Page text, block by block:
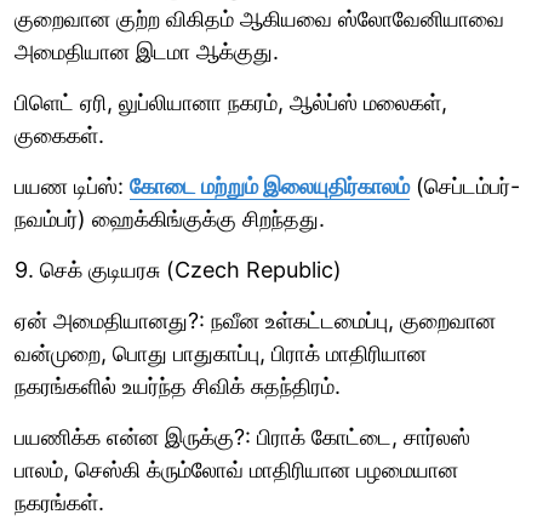
குறைவான குற்ற விகிதம் ஆகியவை ஸ்லோவேனியாவை
அமைதியான இடமா ஆக்குது.
பிளெட் ஏரி, லுப்லியானா நகரம், ஆல்ப்ஸ் மலைகள்,
குகைகள்.
பயண டிப்ஸ்: கோடை மற்றும் இலையுதிர்காலம்(செப்டம்பர்-
நவம்பர்) ஹைக்கிங்குக்கு சிறந்தது.
9. செக் குடியரசு (Czech Republic)
ஏன் அமைதியானது?: நவீன உள்கட்டமைப்பு, குறைவான
வன்முறை, பொது பாதுகாப்பு, பிராக் மாதிரியான
நகரங்களில் உயர்ந்த சிவிக் சுதந்திரம்.
பயணிக்க என்ன இருக்கு?: பிராக் கோட்டை, சார்லஸ்
பாலம், செஸ்கி க்ரும்லோவ் மாதிரியான பழமையான
நகரங்கள்.